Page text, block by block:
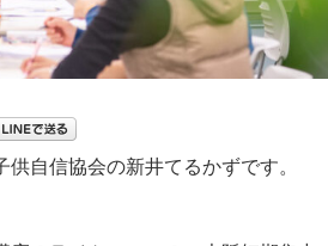
自信協会の新井てるかずです。